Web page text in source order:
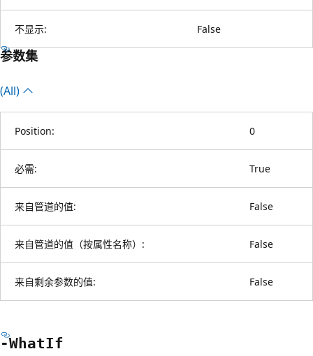
不显示: False
参数集
(All)
Position: 0
必需: True
来自管道的值: False
来自管道的值（按属性名称）: False
来自剩余参数的值: False
-WhatIf